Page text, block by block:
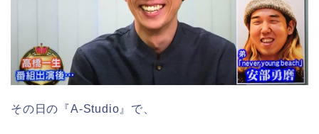
その日の『A-Studio』で、